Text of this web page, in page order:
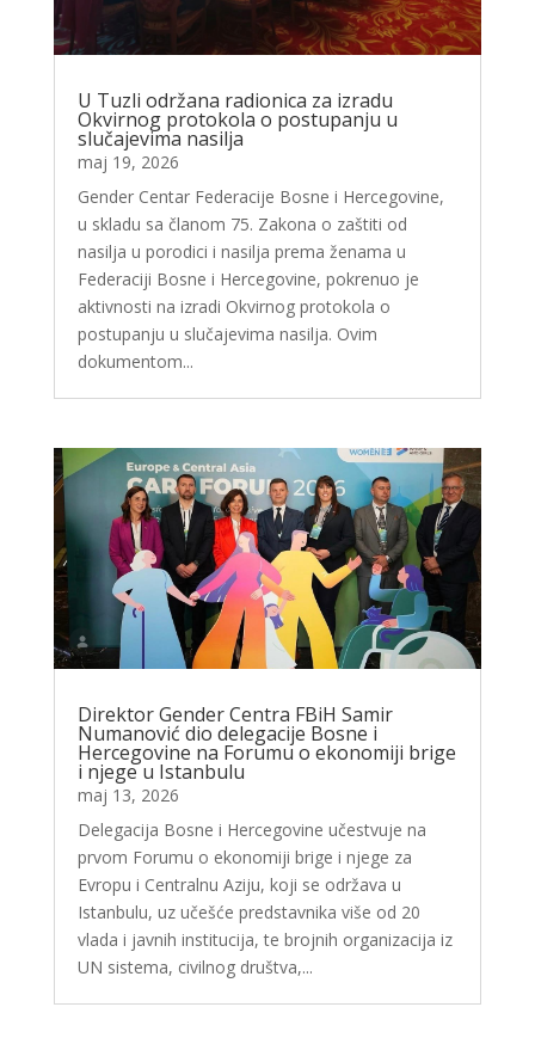
U Tuzli održana radionica za izradu
Okvirnog protokola o postupanju u
slučajevima nasilja
maj 19, 2026
Gender Centar Federacije Bosne i Hercegovine,
u skladu sa članom 75. Zakona o zaštiti od
nasilja u porodici i nasilja prema ženama u
Federaciji Bosne i Hercegovine, pokrenuo je
aktivnosti na izradi Okvirnog protokola o
postupanju u slučajevima nasilja. Ovim
dokumentom...
Direktor Gender Centra FBiH Samir
Numanović dio delegacije Bosne i
Hercegovine na Forumu o ekonomiji brige
i njege u Istanbulu
maj 13, 2026
Delegacija Bosne i Hercegovine učestvuje na
prvom Forumu o ekonomiji brige i njege za
Evropu i Centralnu Aziju, koji se održava u
Istanbulu, uz učešće predstavnika više od 20
vlada i javnih institucija, te brojnih organizacija iz
UN sistema, civilnog društva,...